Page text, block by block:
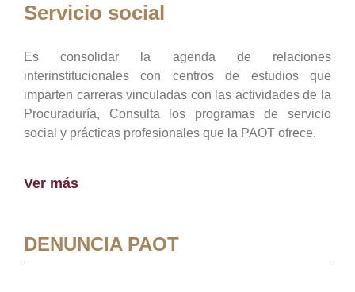
Servicio social
Es consolidar la agenda de relaciones
interinstitucionales con centros de estudios que
imparten carreras vinculadas con las actividades de la
Procuraduría, Consulta los programas de servicio
social y prácticas profesionales que la PAOT ofrece.
Ver más
DENUNCIA PAOT